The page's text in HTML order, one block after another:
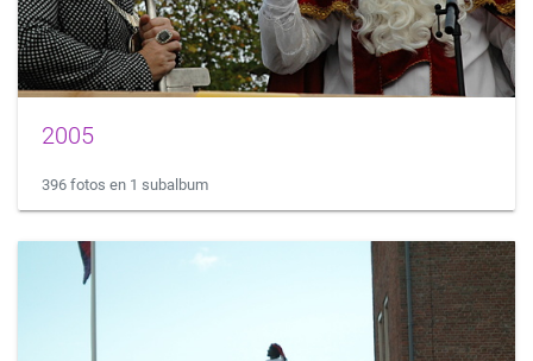
2005
396 fotos en 1 subalbum